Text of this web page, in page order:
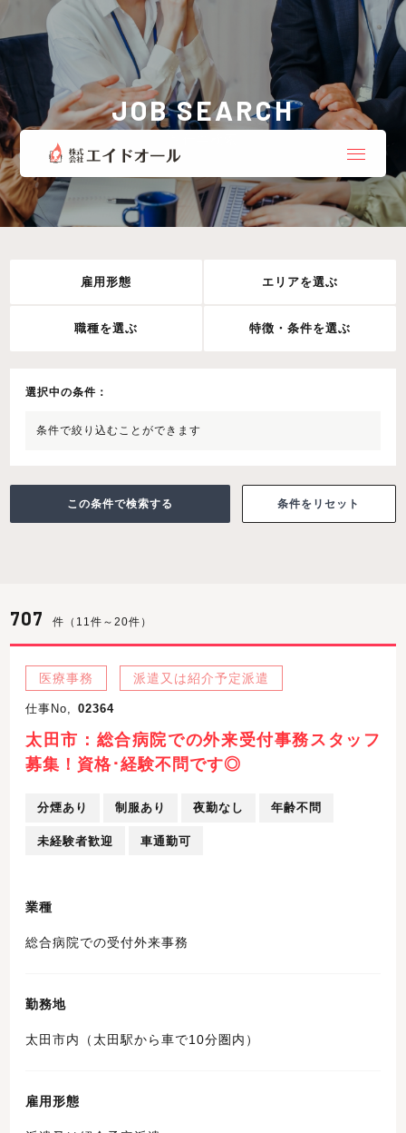
JOB SEARCH
雇用形態 エリアを選ぶ
職種を選ぶ 特徴・条件を選ぶ
選択中の条件：
条件で絞り込むことができます
条件をリセット
707 件（11件～20件）
医療事務 派遣又は紹介予定派遣
仕事No, 02364
太田市：総合病院での外来受付事務スタッフ
募集！資格･経験不問です◎
分煙あり 制服あり 夜勤なし 年齢不問
未経験者歓迎 車通勤可
業種
総合病院での受付外来事務
勤務地
太田市内（太田駅から車で10分圏内）
雇用形態